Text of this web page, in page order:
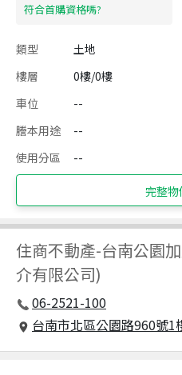
​符合首購資格嗎?
類型 土地
樓層
0樓/0樓
車位
--
謄本用途
--
使用分區
--
完整
住商不動產-台南公園
介有限公司)
06-2521-100
台南市北區公園路960號1